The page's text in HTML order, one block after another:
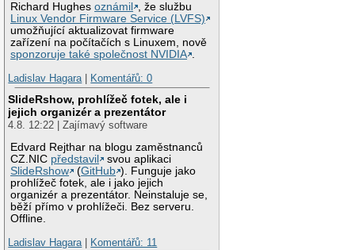
Richard Hughesoznámil
, že službu
Linux Vendor Firmware Service (LVFS)
umožňující aktualizovat firmware
zařízení na počítačích s Linuxem, nově
sponzoruje také společnost NVIDIA .
Ladislav Hagara| Komentářů: 0
SlideRshow, prohlížeč fotek, ale i
jejich organizér a prezentátor
4.8. 12:22 | Zajímavý software
Edvard Rejthar na blogu zaměstnanců
CZ.NIC představil
svou aplikaci
SlideRshow
(GitHub ). Funguje jako
prohlížeč fotek, ale i jako jejich
organizér a prezentátor. Neinstaluje se,
běží přímo v prohlížeči. Bez serveru.
Offline.
Ladislav Hagara| Komentářů: 11